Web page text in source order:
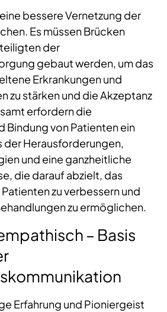
bessere Vernetzung der
Es müssen Brücken
der
gebaut werden, um das
Erkrankungen und
zu stärken und die Akzeptanz
erfordern die
Bindung von Patienten ein
der Herausforderungen,
und eine ganzheitliche
die darauf abzielt, das
zu verbessern und
zu ermöglichen.
– Basis
Erfahrung und Pioniergeist